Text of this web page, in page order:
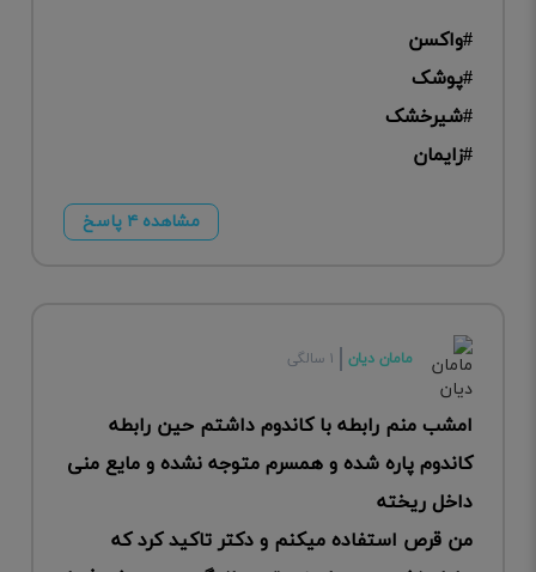
#واکسن
#پوشک
#شیرخشک
#زایمان
مشاهده ۴ پاسخ
مامان دیان ۱ سالگی
امشب منم رابطه با کاندوم داشتم حین رابطه
کاندوم پاره شده و همسرم متوجه نشده و مایع منی
داخل ریخته
من قرص استفاده میکنم و دکتر تاکید کرد که